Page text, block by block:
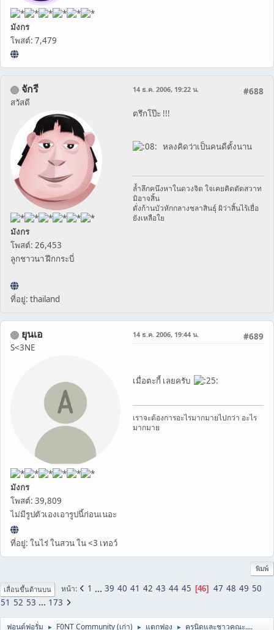
มังกร
โพสต์: 7,479
จักรี
สวัสดี
มังกร
โพสต์: 26,453
ลูกชาวนา ฝึกกระบี่
ที่อยู่: thailand
#688
14 ธ.ค. 2006, 19:22 น.
ตรึกโป๊ะ !!!
หลงคิดว่าเป็นคนดีตั้งนาน
ล้ำลึกคนึงหาในดวงจิต ใจเคยคิดตัดสวาท
มิอาจสิ้น
ดั่งก้านบัวหักกลางชลาสินธุ์ ผิว่าสิ้นไร้เยื่อ
ยังเหลือใย
ยุนเอ
S<3NE
มังกร
โพสต์: 39,809
ไม่มีรูปตัวเองเอารูปนี้ก่อนเนอะ
ที่อยู่: ในไร่ ในสวน ใน <3 เทอว์
#689
14 ธ.ค. 2006, 19:44 น.
เมื่อตะกี้ เลยครับ
เราจะต้องการอะไรมากมายไปกว่า อะไร
มากมาย
พิมพ์
เลื่อนขึ้นด้านบน หน้า 1 ... 39 40 41 42 43 44 45 46 47 48 49 50
51 52 53 ... 173
ฟอนต์ฟอรั่ม ► F0NT Community (เก่า) ► แตกฟอง ► ครูนิดและชาวคณะ....